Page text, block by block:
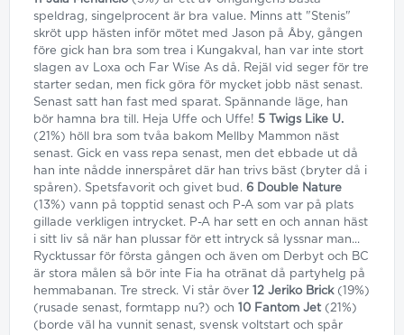
speldrag, singelprocent är bra value. Minns att "Stenis"
skröt upp hästen inför mötet med Jason på Åby, gången
före gick han bra som trea i Kungakval, han var inte stort
slagen av Loxa och Far Wise As då. Rejäl vid seger för tre
starter sedan, men fick göra för mycket jobb näst senast.
Senast satt han fast med sparat. Spännande läge, han
bör hamna bra till. Heja Uffe och Uffe! 5 Twigs Like U.
(21%) höll bra som tvåa bakom Mellby Mammon näst
senast. Gick en vass repa senast, men det ebbade ut då
han inte nådde innerspåret där han trivs bäst (bryter då i
spåren). Spetsfavorit och givet bud. 6 Double Nature
(13%) vann på topptid senast och P-A som var på plats
gillade verkligen intrycket. P-A har sett en och annan häst
i sitt liv så när han plussar för ett intryck så lyssnar man...
Rycktussar för första gången och även om Derbyt och BC
är stora målen så bör inte Fia ha otränat då partyhelg på
hemmabanan. Tre streck. Vi står över 12 Jeriko Brick(19%)
(rusade senast, formtapp nu?) och 10 Fantom Jet (21%)
(borde väl ha vunnit senast, svensk voltstart och spår